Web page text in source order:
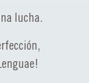
lucha.